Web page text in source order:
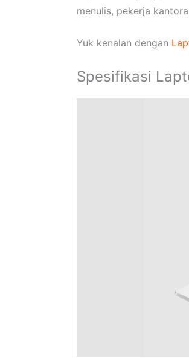
menulis, pekerja
Yuk kenalan dengan
Spesifikasi